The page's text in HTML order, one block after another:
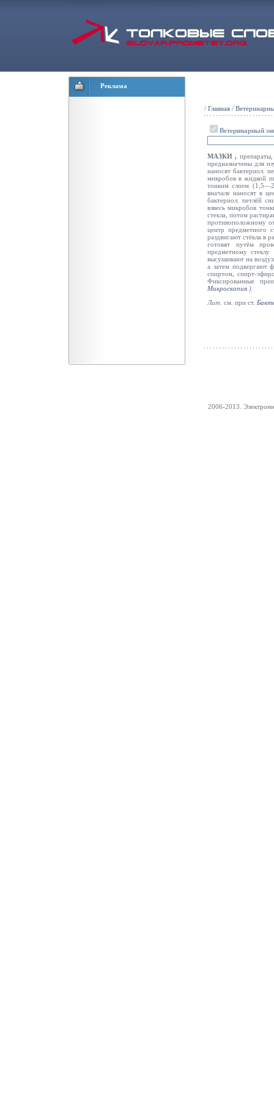
Реклама
/ Главная /
Ветеринарный
МАЗКИ ,
предназначены для
наносят бактериол.
микробов в жидкой
тонким слоем
вначале наносят в
бактериол. петлёй
взвесь микробов
стекла, потом
противоположному
центр предметного
раздвигают стёклав
готовят путём
предметному
высушивают на
а затем подвергают
спиртом, спирт-
Фиксированные
Микроскопия ).
Лит. см. при ст.
2006-2013.